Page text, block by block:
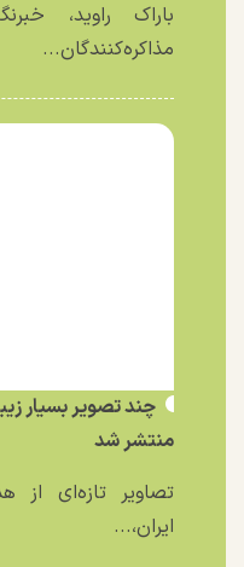
باراک راوید،
مذاکره‌کنندگان...
چند تصویر بسیار
منتشر شد
تصاویر تازه‌ای از
ایران،...